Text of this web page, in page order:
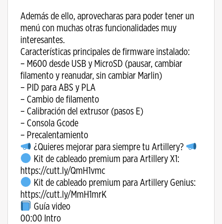
Además de ello, aprovecharas para poder tener un
menú con muchas otras funcionalidades muy
interesantes.
Características principales de firmware instalado:
– M600 desde USB y MicroSD (pausar, cambiar
filamento y reanudar, sin cambiar Marlin)
– PID para ABS y PLA
– Cambio de filamento
– Calibración del extrusor (pasos E)
– Consola Gcode
– Precalentamiento
¿Quieres mejorar para siempre tu Artillery?
Kit de cableado premium para Artillery X1:
https://cutt.ly/QmH1vmc
Kit de cableado premium para Artillery Genius:
https://cutt.ly/MmH1mrK
Guía video
00:00 Intro